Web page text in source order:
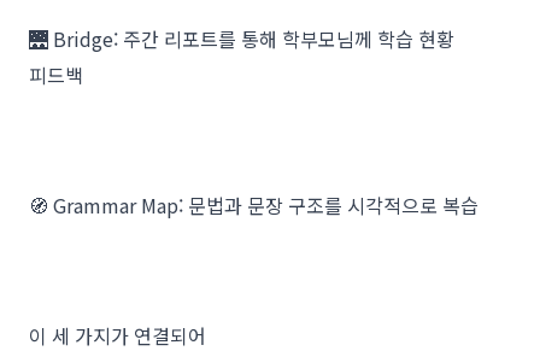
🌉 Bridge: 주간 리포트를 통해 학부모님께 학습 현황
피드백
🧭 Grammar Map: 문법과 문장 구조를 시각적으로 복습
이 세 가지가 연결되어